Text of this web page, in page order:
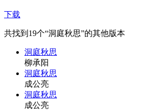
下载
共找到 19个“洞庭秋思”的其他版本
洞庭秋思
柳承阳
洞庭秋思
成公亮
洞庭秋思
成公亮